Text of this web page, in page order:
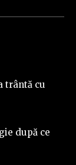
trântă cu
după ce